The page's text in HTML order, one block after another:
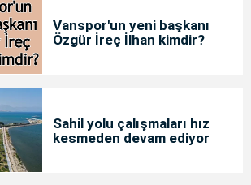
Vanspor'un yeni başkanı
Özgür İreç İlhan kimdir?
Sahil yolu çalışmaları hız
kesmeden devam ediyor